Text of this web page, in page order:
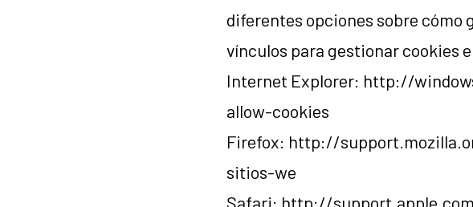
diferentes opciones sobre cómo
vínculos para gestionar cookies
Internet Explorer: http://
allow-cookies
Firefox: http://
sitios-we
Safari: http://